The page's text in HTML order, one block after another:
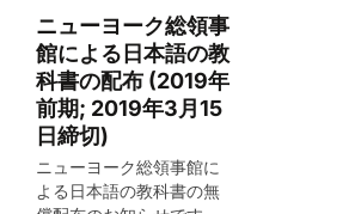
州、ペンシルベニア州、
デラウエア州、ウエスト
バージニア州、コネティ
カット州、プエルトリ
コ、バージン諸島)に住ん
でいる方は、以下の手順
で教科書の無償郵送（郵
送費は含まず）が受けら
れるそうです。申請期間
ニューヨーク総領事
館による日本語の教
科書の配布 (2019年
前期; 2019年3月15
日締切)
ニューヨーク総領事館に
よる日本語の教科書の無